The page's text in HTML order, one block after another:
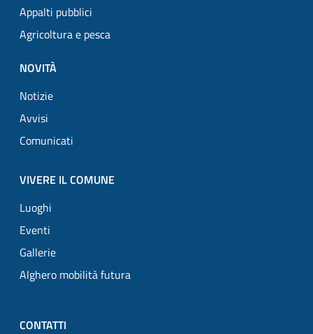
Appalti pubblici
Agricoltura e pesca
NOVITÀ
Notizie
Avvisi
Comunicati
VIVERE IL COMUNE
Luoghi
Eventi
Gallerie
Alghero mobilità futura
CONTATTI